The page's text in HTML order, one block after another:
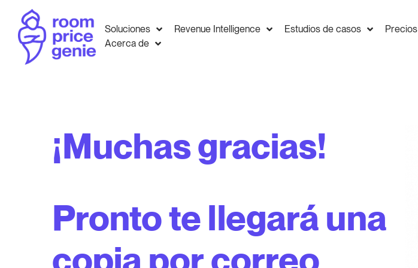
Soluciones Revenue Intelligence Estudios de casos Precios
Acerca de
¡Muchas gracias!
Pronto te llegará una
copia por correo